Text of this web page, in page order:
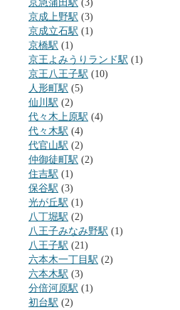
京急蒲田駅 (3)
京成上野駅 (3)
京成立石駅 (1)
京橋駅 (1)
京王よみうりランド駅 (1)
京王八王子駅 (10)
人形町駅 (5)
仙川駅 (2)
代々木上原駅 (4)
代々木駅 (4)
代官山駅 (2)
仲御徒町駅 (2)
住吉駅 (1)
保谷駅 (3)
光が丘駅 (1)
八丁堀駅 (2)
八王子みなみ野駅 (1)
八王子駅 (21)
六本木一丁目駅 (2)
六本木駅 (3)
分倍河原駅 (1)
初台駅 (2)